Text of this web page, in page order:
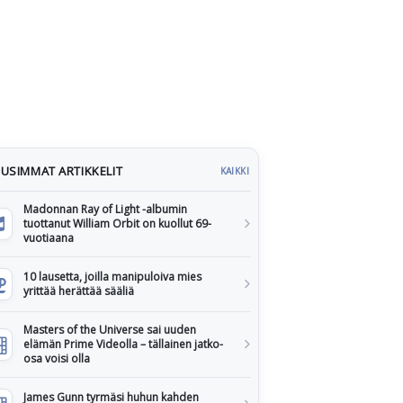
ARTIKKELIT KAIKKI
Madonnan Ray of Light -albumin
tuottanut William Orbit on kuollut 69-
vuotiaana
10 lausetta, joilla manipuloiva mies
yrittää herättää sääliä
Masters of the Universe sai uuden
elämän Prime Videolla – tällainen jatko-
osa voisi olla
James Gunn tyrmäsi huhun kahden